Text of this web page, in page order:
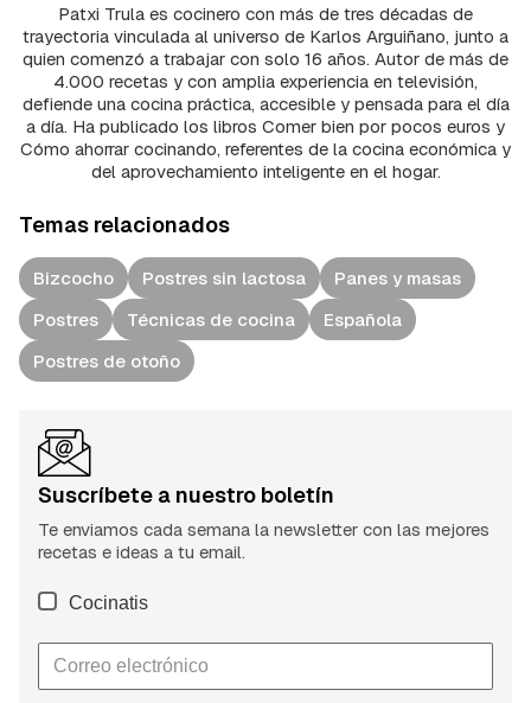
Patxi Trula es cocinero con más de tres décadas de
trayectoria vinculada al universo de Karlos Arguiñano, junto a
quien comenzó a trabajar con solo 16 años. Autor de más de
4.000 recetas y con amplia experiencia en televisión,
defiende una cocina práctica, accesible y pensada para el día
a día. Ha publicado los libros Comer bien por pocos euros y
Cómo ahorrar cocinando, referentes de la cocina económica y
del aprovechamiento inteligente en el hogar.
Temas relacionados
Bizcocho Postres sin lactosa
Panes y masas
Postres
Técnicas de cocina
Española
Postres de otoño
Suscríbete a nuestro boletín
Te enviamos cada semana la newsletter con las mejores
recetas e ideas a tu email.
Cocinatis